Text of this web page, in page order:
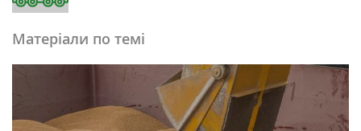
Матеріали по темі